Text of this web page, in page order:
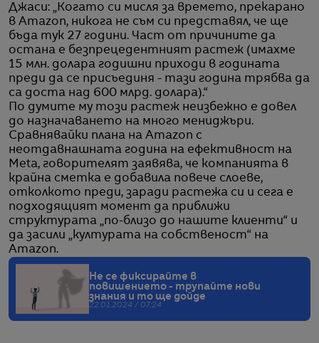
Джаси: „Когато си мисля за времето, прекарано
в Amazon, никога не съм си представял, че ще
бъда тук 27 години. Част от причините да
остана е безпрецедентният растеж (имахме
15 млн. долара годишни приходи в годината
преди да се присъединя - тази година трябва да
са доста над 600 млрд. долара).“
По думите му този растеж неизбежно е довел
до назначаването на много мениджъри.
Сравнявайки плана на Amazon с
неотдавнашната година на ефективност на
Meta, говорителят заявява, че компанията в
крайна сметка е добавила повече слоеве,
отколкото преди, заради растежа си и сега е
подходящият момент да приближи
структурата „по-близо до нашите клиенти“ и
да засили „културата на собственост“ на
Amazon.
Не се фиксирайте в
повишението - трупайте нови
знания и то ще дойде
22.01.2024 / 07:24